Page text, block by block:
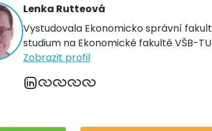
Lenka Rutteová
Vystudovala Ekonomicko správní
studium na Ekonomické fakultě VŠB-
Zobrazit profil